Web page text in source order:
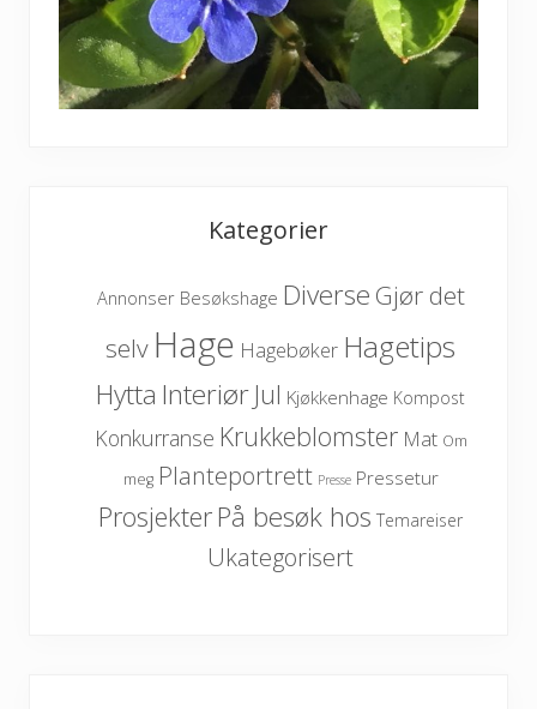
Kategorier
Annonser Besøkshage Diverse Gjør det
selv Hage Hagebøker Hagetips
Hytta Interiør Jul Kjøkkenhage Kompost
Konkurranse Krukkeblomster Mat Om
meg Planteportrett Presse Pressetur
ProsjekterPå besøk hos Temareiser
Ukategorisert